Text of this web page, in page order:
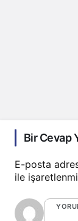
Bir Cevap
E-posta
ile